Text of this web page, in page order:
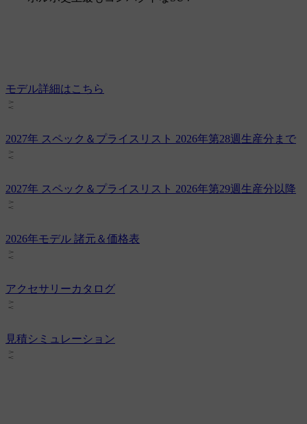
モデル詳細はこちら
2027年 スペック＆プライスリスト 2026年第28週生産分まで
2027年 スペック＆プライスリスト 2026年第29週生産分以降
2026年モデル 諸元＆価格表
アクセサリーカタログ
見積シミュレーション